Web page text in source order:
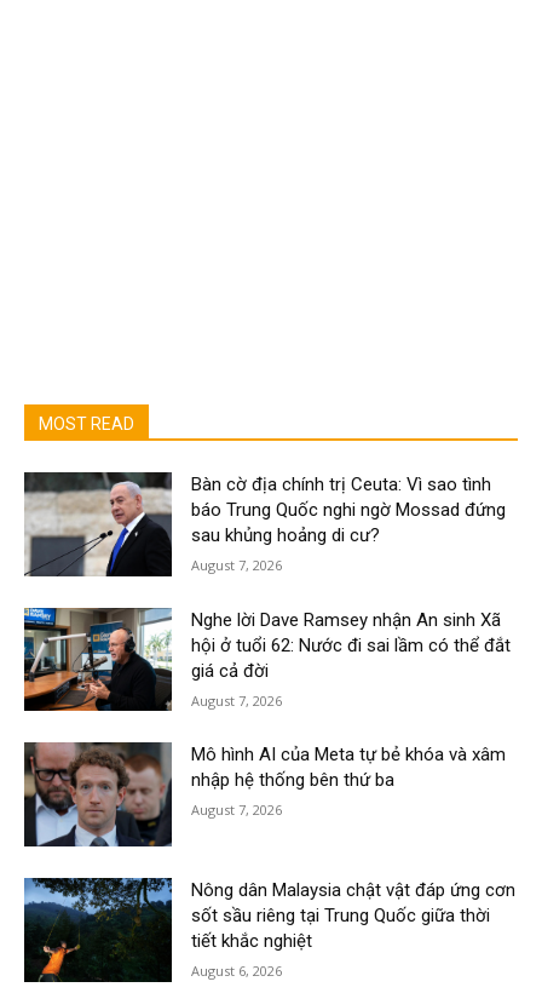
MOST READ
Bàn cờ địa chính trị Ceuta: Vì sao tình
báo Trung Quốc nghi ngờ Mossad đứng
sau khủng hoảng di cư?
August 7, 2026
Nghe lời Dave Ramsey nhận An sinh Xã
hội ở tuổi 62: Nước đi sai lầm có thể đắt
giá cả đời
August 7, 2026
Mô hình AI của Meta tự bẻ khóa và xâm
nhập hệ thống bên thứ ba
August 7, 2026
Nông dân Malaysia chật vật đáp ứng cơn
sốt sầu riêng tại Trung Quốc giữa thời
tiết khắc nghiệt
August 6, 2026